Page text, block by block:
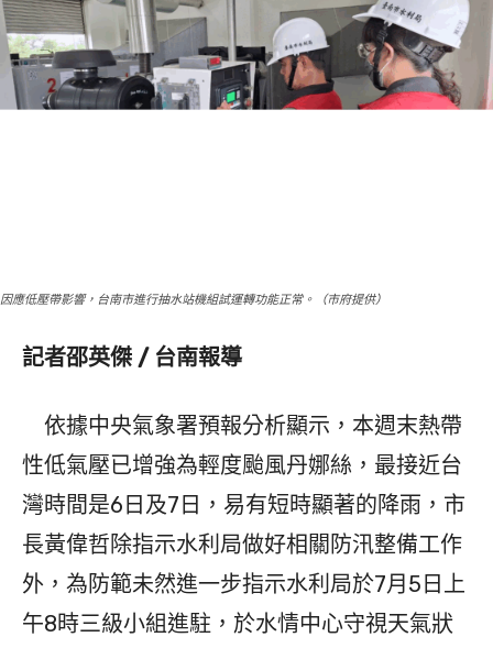
因應低壓帶影響，台南市進行抽水站機組試運轉功能正常。（市府提供）
記者邵英傑 / 台南報導
依據中央氣象署預報分析顯示，本週末熱帶
性低氣壓已增強為輕度颱風丹娜絲，最接近台
灣時間是6日及7日，易有短時顯著的降雨，市
長黃偉哲除指示水利局做好相關防汛整備工作
外，為防範未然進一步指示水利局於7月5日上
午8時三級小組進駐，於水情中心守視天氣狀